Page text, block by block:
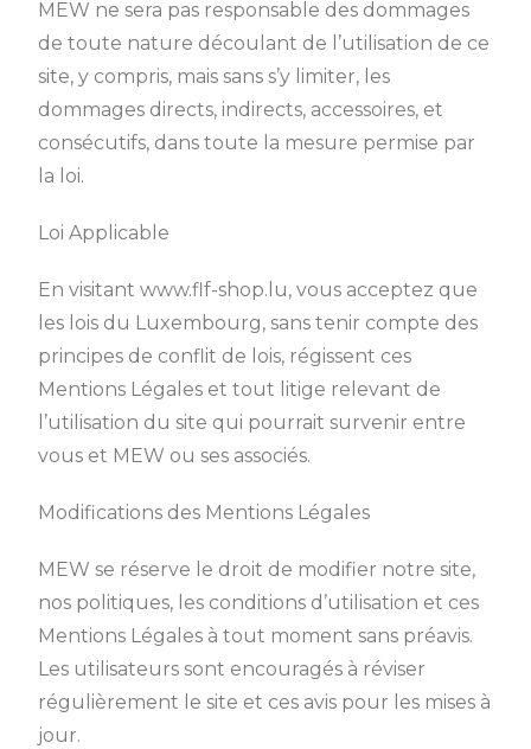
MEW ne sera pas responsable des dommages
de toute nature découlant de l’utilisation de ce
site, y compris, mais sans s’y limiter, les
dommages directs, indirects, accessoires, et
consécutifs, dans toute la mesure permise par
la loi.
Loi Applicable
En visitant www.flf-shop.lu, vous acceptez que
les lois du Luxembourg, sans tenir compte des
principes de conflit de lois, régissent ces
Mentions Légales et tout litige relevant de
l’utilisation du site qui pourrait survenir entre
vous et MEW ou ses associés.
Modifications des Mentions Légales
MEW se réserve le droit de modifier notre site,
nos politiques, les conditions d’utilisation et ces
Mentions Légales à tout moment sans préavis.
Les utilisateurs sont encouragés à réviser
régulièrement le site et ces avis pour les mises à
jour.